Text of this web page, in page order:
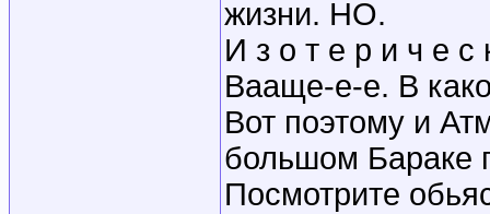
жизни. НО.
И з о т е р и ч е с
Вааще-е-е. В
Вот поэтому и
большом Бараке
Посмотрите